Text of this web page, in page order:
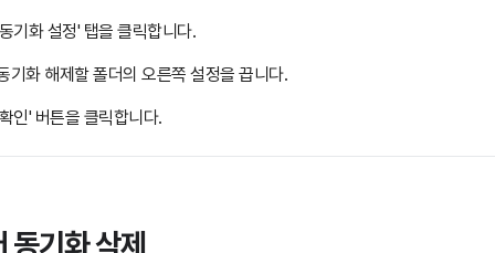
기화 설정' 탭을 클릭합니다.
기화 해제할 폴더의 오른쪽 설정을 끕니다.
인' 버튼을 클릭합니다.
동기화 삭제